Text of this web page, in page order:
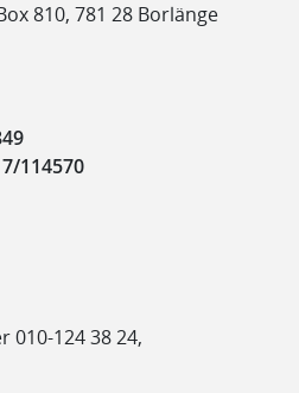
810, 781 28 Borlänge
114570
124 38 24,